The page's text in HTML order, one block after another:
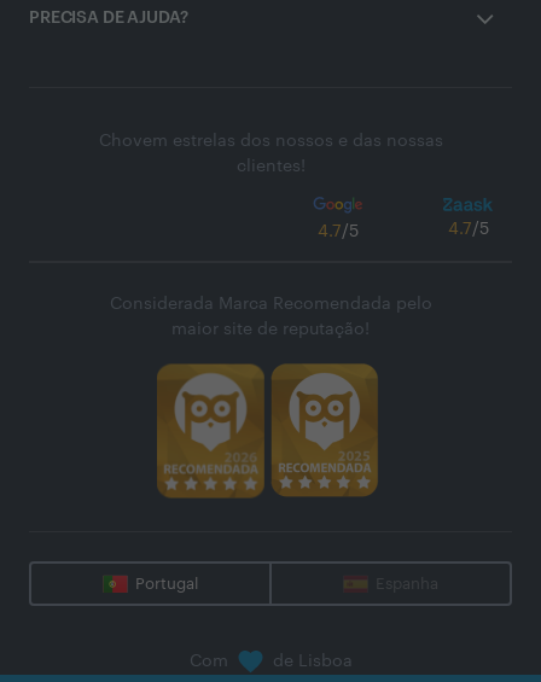
PRECISA DE AJUDA?
Chovem estrelas dos nossos e das nossas
clientes!
4.7/5 4.7/5
Considerada Marca Recomendada pelo
maior site de reputação!
Portugal Espanha
Com de Lisboa